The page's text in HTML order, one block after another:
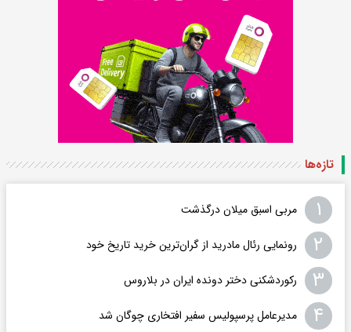
تازه‌ها
۱ مربی اسبق میلان درگذشت
۲ رونمایی رئال مادرید از گران‌ترین خرید تاریخ خود
۳ رکوردشکنی دختر دونده ایران در بلاروس
۴ مدیرعامل پرسپولیس سفیر افتخاری چوگان شد